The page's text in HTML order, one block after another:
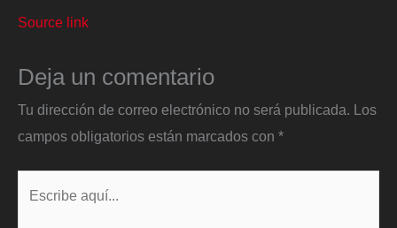
Source link
Deja un comentario
Tu dirección de correo electrónico no será publicada. Los
campos obligatorios están marcados con *